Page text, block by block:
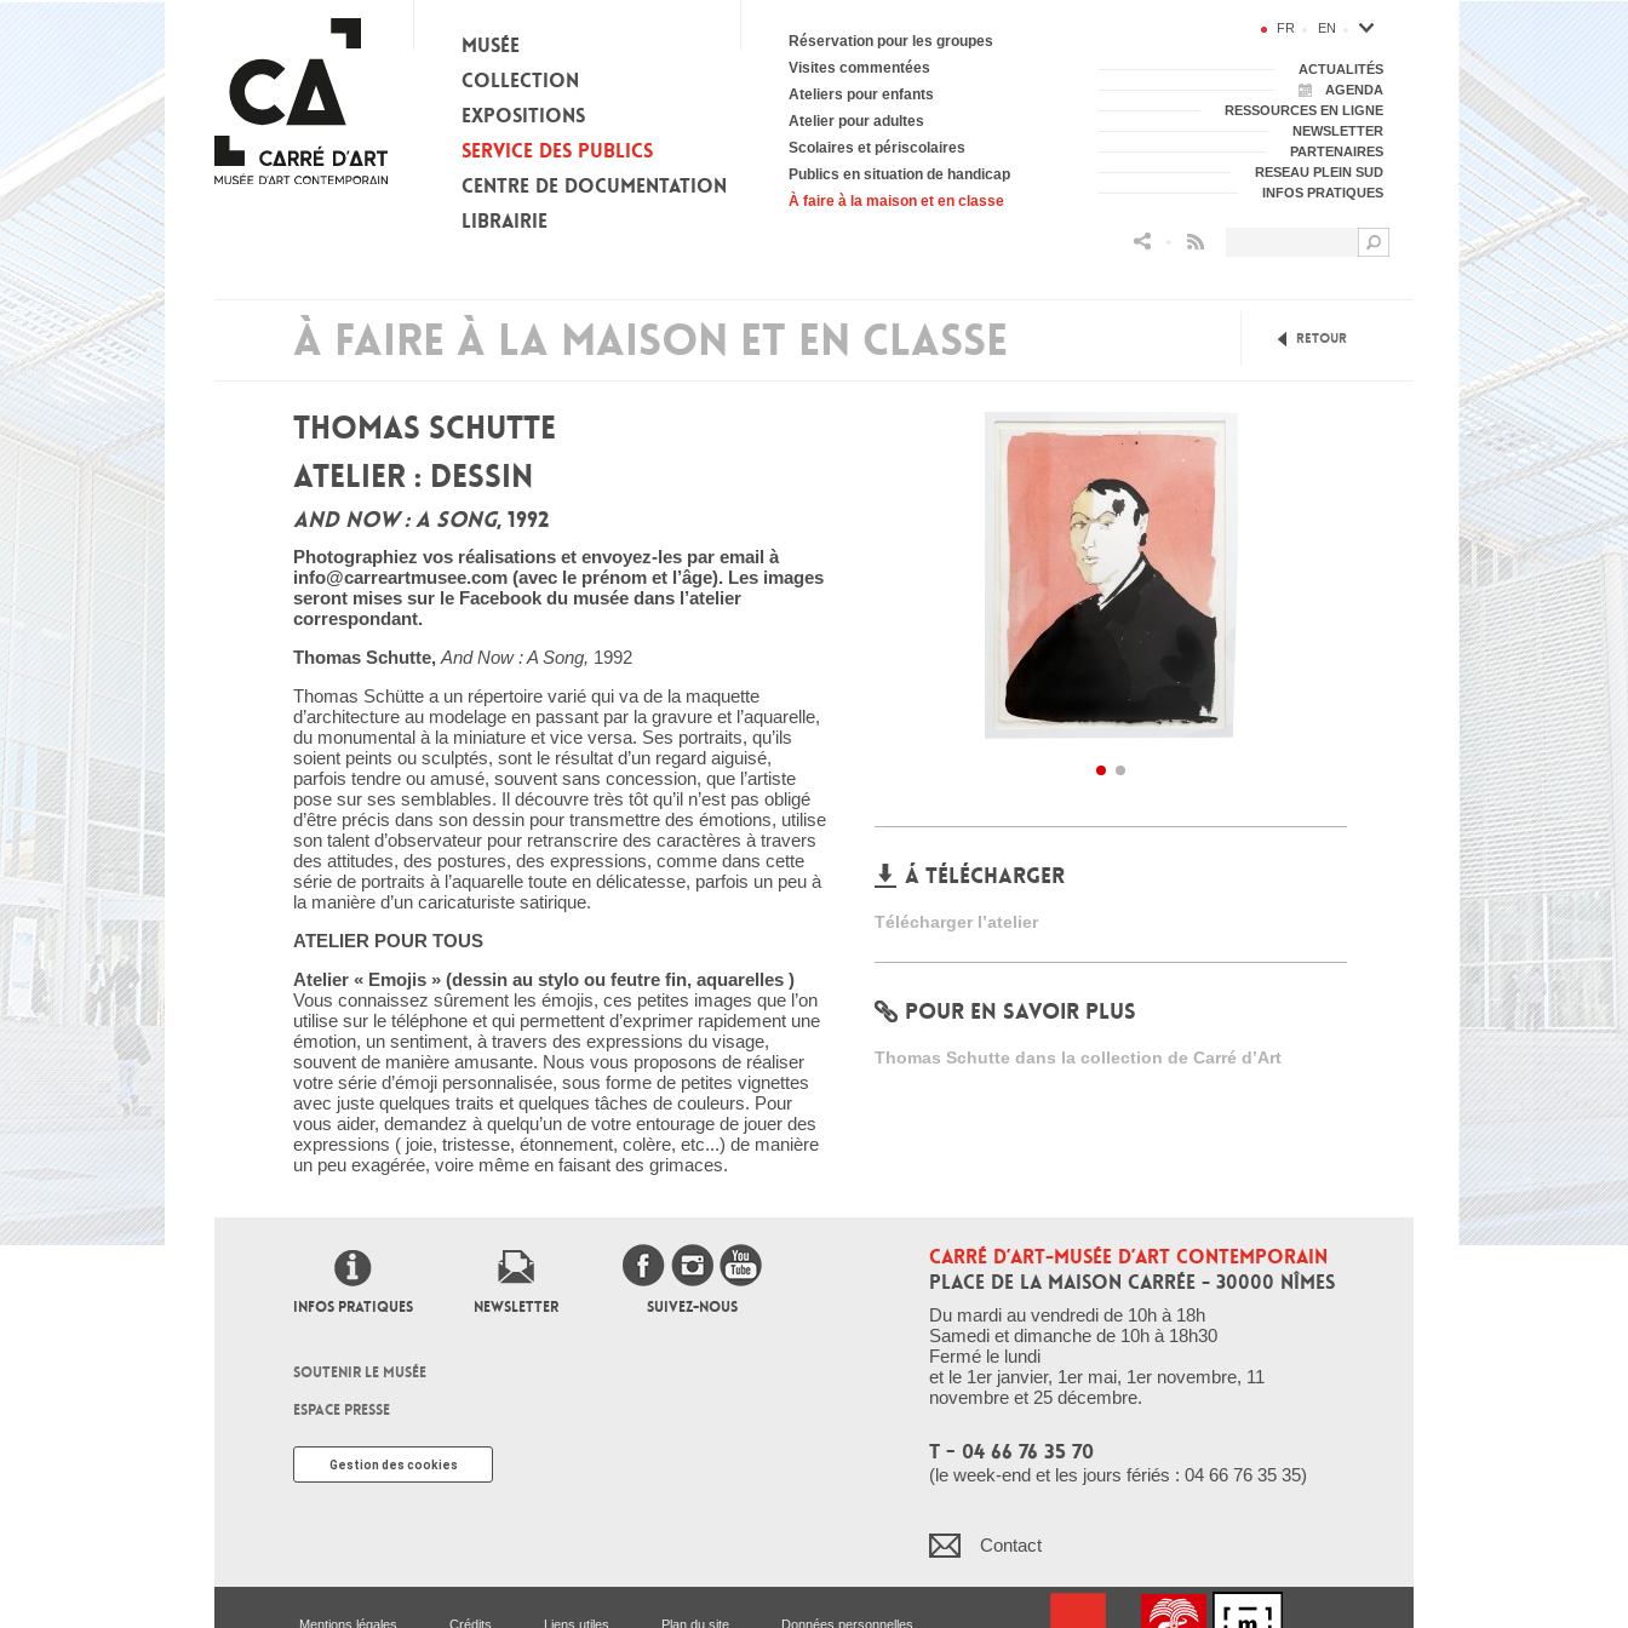
MUSÉE
COLLECTION
EXPOSITIONS
SERVICE DES PUBLICS
Réservation pour les groupes
Visites commentées
Ateliers pour enfants
Atelier pour adultes
Scolaires et périscolaires
Publics en situation de handicap
À faire à la maison et en classe
CENTRE DE DOCUMENTATION
LIBRAIRIE
FR EN
ACTUALITÉS
AGENDA
RESSOURCES EN LIGNE
NEWSLETTER
PARTENAIRES
RESEAU PLEIN SUD
INFOS PRATIQUES
À FAIRE À LA MAISON ET EN CLASSE Retour
THOMAS SCHUTTE
ATELIER : DESSIN
AND NOW : A SONG, 1992
Photographiez vos réalisations et envoyez-les par email à
info@carreartmusee.com (avec le prénom et l’âge). Les images
seront mises sur le Facebook du musée dans l’atelier
correspondant.
Thomas Schutte, And Now : A Song, 1992
Thomas Schütte a un répertoire varié qui va de la maquette
d’architecture au modelage en passant par la gravure et l’aquarelle,
du monumental à la miniature et vice versa. Ses portraits, qu’ils
soient peints ou sculptés, sont le résultat d’un regard aiguisé,
parfois tendre ou amusé, souvent sans concession, que l’artiste
pose sur ses semblables. Il découvre très tôt qu’il n’est pas obligé
d’être précis dans son dessin pour transmettre des émotions, utilise
son talent d’observateur pour retranscrire des caractères à travers
des attitudes, des postures, des expressions, comme dans cette
série de portraits à l’aquarelle toute en délicatesse, parfois un peu à
la manière d’un caricaturiste satirique.
ATELIER POUR TOUS
Atelier « Emojis » (dessin au stylo ou feutre fin, aquarelles )
Vous connaissez sûrement les émojis, ces petites images que l’on
utilise sur le téléphone et qui permettent d’exprimer rapidement une
émotion, un sentiment, à travers des expressions du visage,
souvent de manière amusante. Nous vous proposons de réaliser
votre série d’émoji personnalisée, sous forme de petites vignettes
avec juste quelques traits et quelques tâches de couleurs. Pour
vous aider, demandez à quelqu’un de votre entourage de jouer des
expressions ( joie, tristesse, étonnement, colère, etc...) de manière
un peu exagérée, voire même en faisant des grimaces.
Á TÉLÉCHARGER
Télécharger l’atelier
POUR EN SAVOIR PLUS
Thomas Schutte dans la collection de Carré d’Art
INFOS PRATIQUES NEWSLETTER SUIVEZ-NOUS
SOUTENIR LE MUSÉE
ESPACE PRESSE
CARRÉ D’ART-MUSÉE D’ART CONTEMPORAIN
PLACE DE LA MAISON CARRÉE - 30000 NÎMES
Du mardi au vendredi de 10h à 18h
Samedi et dimanche de 10h à 18h30
Fermé le lundi
et le 1er janvier, 1er mai, 1er novembre, 11
novembre et 25 décembre.
T - 04 66 76 35 70
(le week-end et les jours fériés : 04 66 76 35 35)
Contact
Gestion des cookies
Mentions légales Crédits Liens utiles Plan du site Données personnelles